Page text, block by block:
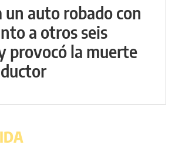
un auto robado con
a otros seis
provocó la muerte